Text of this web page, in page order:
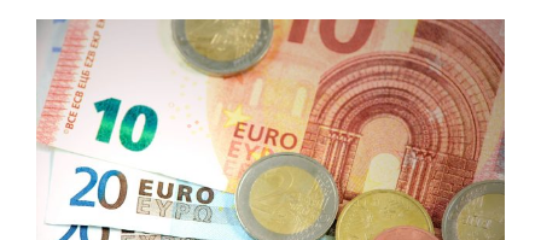
Ver
imagen
más
grande